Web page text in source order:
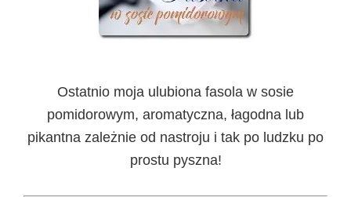
Ostatnio moja ulubiona fasola w sosie
pomidorowym, aromatyczna, łagodna lub
pikantna zależnie od nastroju i tak po ludzku po
prostu pyszna!